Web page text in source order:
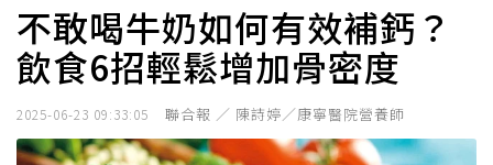
不敢喝牛奶如何有效補鈣？
飲食6招輕鬆增加骨密度
2025-06-23 09:33:05 聯合報 ／ 陳詩婷／康寧醫院營養師